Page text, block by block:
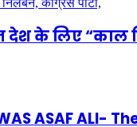
के लिए “काल
WAS ASAF